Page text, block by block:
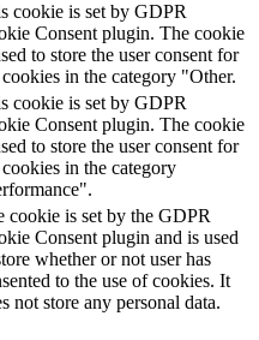
cookie is set by GDPR
Consent plugin. The cookie
to store the user consent for
in the category "Other.
cookie is set by GDPR
Consent plugin. The cookie
to store the user consent for
in the category
cookie is set by the GDPR
Consent plugin and is used
whether or not user has
to the use of cookies. It
not store any personal data.